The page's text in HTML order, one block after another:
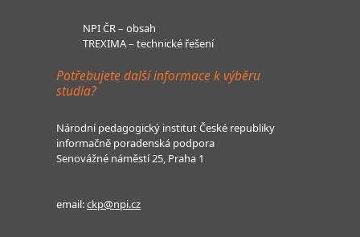
NPI ČR – obsah
TREXIMA – technické řešení
Potřebujete další informace k výběru
studia?
Národní pedagogický institut České republiky
informačně poradenská podpora
Senovážné náměstí 25, Praha 1
email:ckp@npi.cz